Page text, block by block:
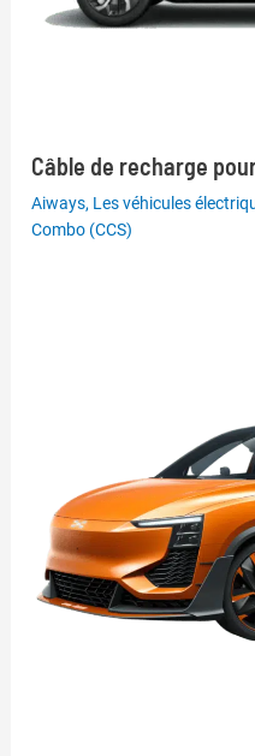
Câble de recharge
Aiways, Les véhicules
Combo (CCS)